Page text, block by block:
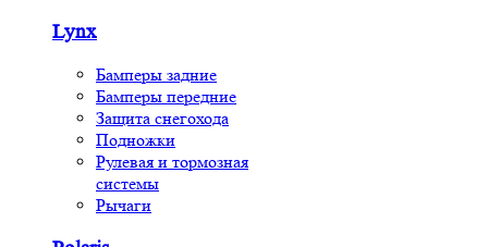
Lynx
Бамперы задние
Бамперы передние
Защита снегохода
Подножки
Рулевая и тормозная
системы
Рычаги